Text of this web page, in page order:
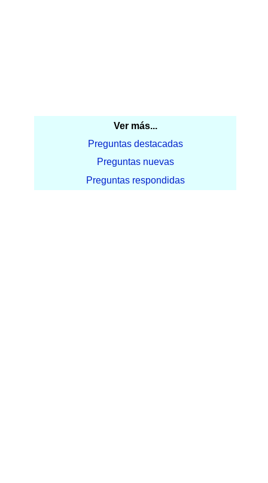
Ver más...
Preguntas destacadas
Preguntas nuevas
Preguntas respondidas